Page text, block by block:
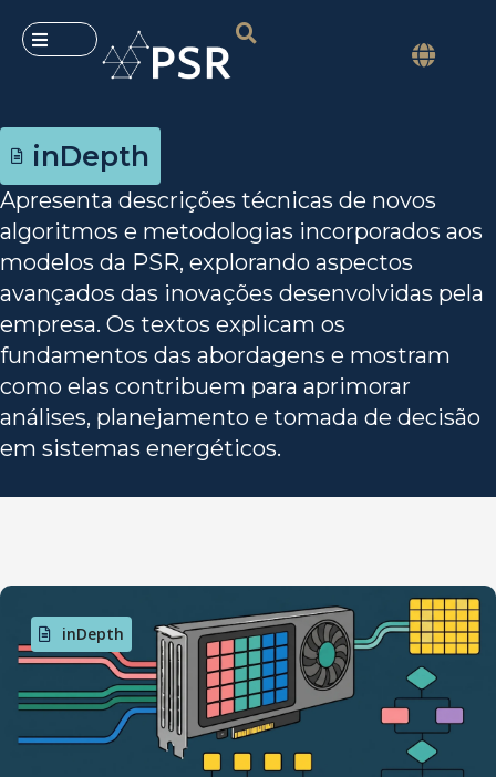
inDepth
Apresenta descrições técnicas de novos
algoritmos e metodologias incorporados aos
modelos da PSR, explorando aspectos
avançados das inovações desenvolvidas pela
empresa. Os textos explicam os
fundamentos das abordagens e mostram
como elas contribuem para aprimorar
análises, planejamento e tomada de decisão
em sistemas energéticos.
inDepth